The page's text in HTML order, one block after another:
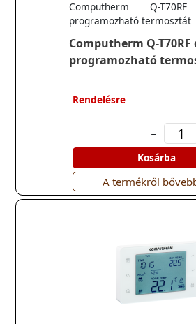
Computherm Q-
programozható
Computherm Q-
programozható termosztát
Rendelésre
-
Kosárba
A termékről